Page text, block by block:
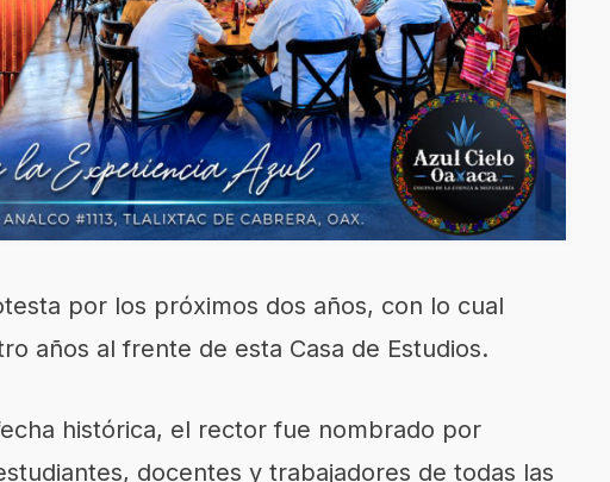
por los próximos dos años, con lo cual
años al frente de esta Casa de Estudios.
histórica, el rector fue nombrado por
docentes y trabajadores de todas las